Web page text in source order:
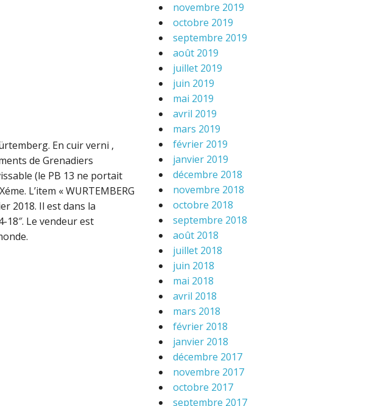
En cuir verni ,
de Grenadiers
(le PB 13 ne portait
L’item « WURTEMBERG
2018. Il est dans la
Le vendeur est
novembre 2019
octobre 2019
septembre 2019
août 2019
juillet 2019
juin 2019
mai 2019
avril 2019
mars 2019
février 2019
janvier 2019
décembre 2018
novembre 2018
octobre 2018
septembre 2018
août 2018
juillet 2018
juin 2018
mai 2018
avril 2018
mars 2018
février 2018
janvier 2018
décembre 2017
novembre 2017
octobre 2017
septembre 2017